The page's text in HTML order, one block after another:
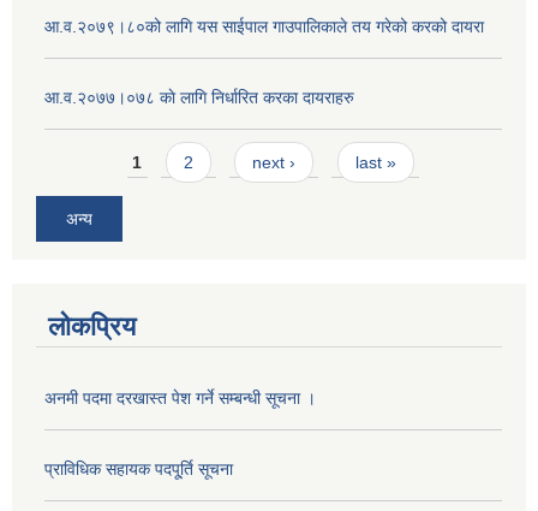
आ.व.२०७९।८०को लागि यस साईपाल गाउपालिकाले तय गरेको करको दायरा
आ‍.व.२०७७।०७८ काे लागि निर्धारित करका दायराहरु
Pages1 2 next › last »
अन्य
लोकप्रिय
अनमी पदमा दरखास्त पेश गर्ने सम्बन्धी सूचना ।
प्राविधिक सहायक पदपू्र्ति सूचना